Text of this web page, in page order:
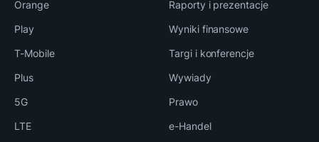
Orange
Play
T-Mobile
Plus
5G
LTE
Raporty i prezentacje
Wyniki finansowe
Targi i konferencje
Wywiady
Prawo
e-Handel